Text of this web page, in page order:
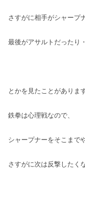
さすがに相手がシャープ
最後がアサルトだったり
とかを見たことがあります
鉄拳は心理戦なので、
シャープナーをそこまで
さすがに次は反撃したく